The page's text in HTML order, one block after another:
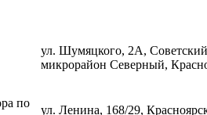
ул. Шумяцкого, 2А,
микрорайон Северный,
по
ул. Ленина, 168/29,